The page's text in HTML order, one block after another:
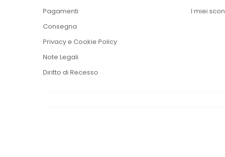
Pagamenti
Consegna
Privacy e Cookie Policy
Note Legali
Diritto di Recesso
I miei